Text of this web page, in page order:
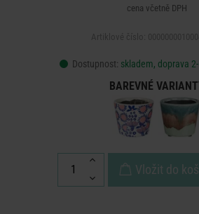
cena včetně DPH
Dostupnost: skladem, doprava
BAREVNÉ
Vložit do